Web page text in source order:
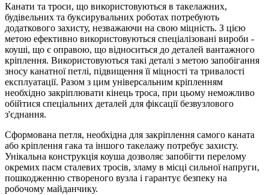
Канати та троси, що використовуються в такелажних,
будівельних та буксирувальних роботах потребують
додаткового захисту, незважаючи на свою міцність. З цією
метою ефективно використовуються спеціалізовані вироби -
коуші, що є оправою, що відноситься до деталей вантажного
кріплення. Використовуються такі деталі з метою запобігання
зносу канатної петлі, підвищення її міцності та тривалості
експлуатації. Разом з цим універсальним кріпленням
необхідно закріплювати кінець троса, при цьому неможливо
обійтися спеціальних деталей для фіксації безвузлового
з'єднання.
Сформована петля, необхідна для закріплення самого каната
або кріплення гака та іншого такелажу потребує захисту.
Унікальна конструкція коуша дозволяє запобігти перелому
окремих пасм сталевих тросів, зламу в місці сильної напруги,
пошкодженню створеного вузла і гарантує безпеку на
робочому майданчику.